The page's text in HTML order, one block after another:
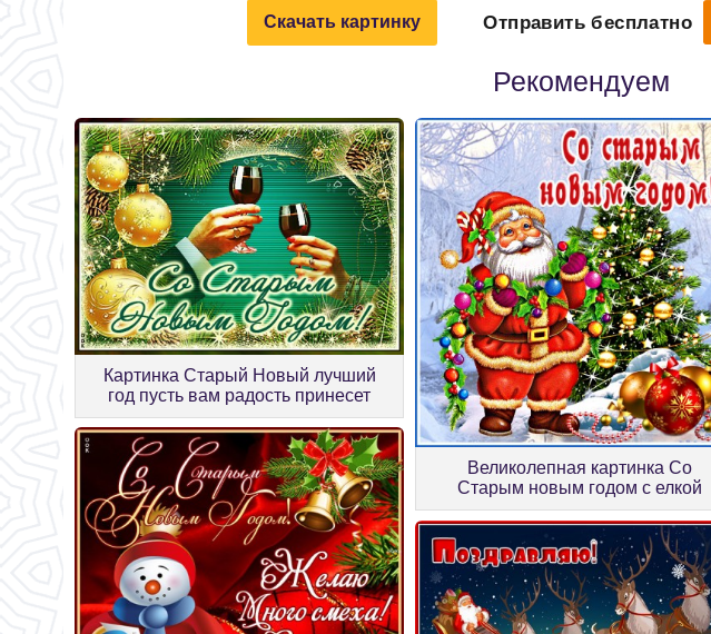
Скачать картинку Отправить бесплатно
Рекомендуем
Картинка Старый Новый лучший
год пусть вам радость принесет
Великолепная картинка Со
Старым новым годом с елкой